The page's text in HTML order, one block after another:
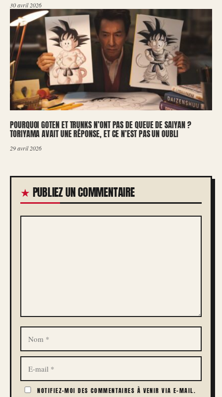
30 avril 2026
POURQUOI GOTEN ET TRUNKS N’ONT PAS DE QUEUE DE SAIYAN ?
TORIYAMA AVAIT UNE RÉPONSE, ET CE N’EST PAS UN OUBLI
29 avril 2026
PUBLIEZ UN COMMENTAIRE
COMMENTAIRE
NOM
E-
MAIL
NOTIFIEZ-MOI DES COMMENTAIRES À VENIR VIA E-MAIL.